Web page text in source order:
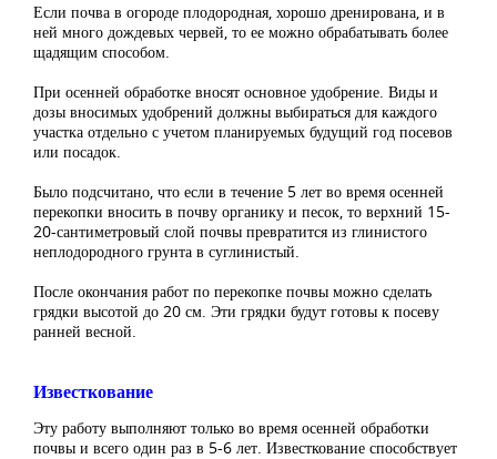
Если почва в огороде плодородная, хорошо дренирована, и в
ней много дождевых червей, то ее можно обрабатывать более
щадящим способом.
При осенней обработке вносят основное удобрение. Виды и
дозы вносимых удобрений должны выбираться для каждого
участка отдельно с учетом планируемых будущий год посевов
или посадок.
Было подсчитано, что если в течение 5 лет во время осенней
перекопки вносить в почву органику и песок, то верхний 15-
20-сантиметровый слой почвы превратится из глинистого
неплодородного грунта в суглинистый.
После окончания работ по перекопке почвы можно сделать
грядки высотой до 20 см. Эти грядки будут готовы к посеву
ранней весной.
Известкование
Эту работу выполняют только во время осенней обработки
почвы и всего один раз в 5-6 лет. Известкование способствует